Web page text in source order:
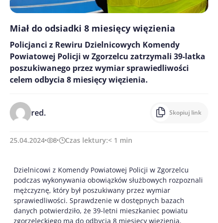
Miał do odsiadki 8 miesięcy więzienia
Policjanci z Rewiru Dzielnicowych Komendy
Powiatowej Policji w Zgorzelcu zatrzymali 39-latka
poszukiwanego przez wymiar sprawiedliwości
celem odbycia 8 miesięcy więzienia.
red. Skopiuj link
25.04.2024 8 Czas lektury:< 1 min
Dzielnicowi z Komendy Powiatowej Policji w Zgorzelcu
podczas wykonywania obowiązków służbowych rozpoznali
mężczyznę, który był poszukiwany przez wymiar
sprawiedliwości. Sprawdzenie w dostępnych bazach
danych potwierdziło, że 39-letni mieszkaniec powiatu
zgorzeleckiego ma do odbycia 8 miesięcy więzienia.